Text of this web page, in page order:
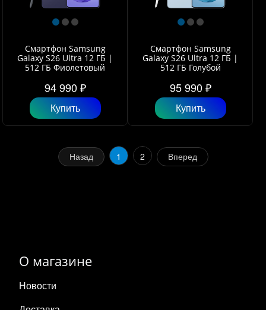
Смартфон Samsung
Galaxy S26 Ultra 12 ГБ |
512 ГБ Фиолетовый
94 990 ₽
Купить
Смартфон Samsung
Galaxy S26 Ultra 12 ГБ |
512 ГБ Голубой
95 990 ₽
Купить
Назад 1 2 Вперед
О магазине
Новости